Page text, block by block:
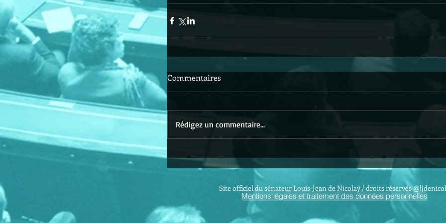
Commentaires
Rédigez un commentaire...
Site officiel du sénateur Louis-Jean de Nicolaÿ / droits réservés
Mentions légales et traitement des données personnelles